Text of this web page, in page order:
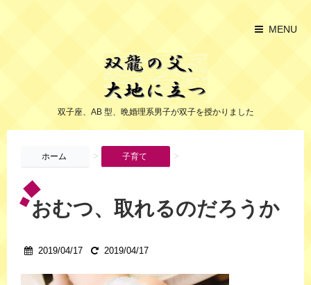
MENU
双子座、AB 型、晩婚理系男子が双子を授かりました
ホーム > 子育て >
おむつ、取れるのだろうか
2019/04/17 2019/04/17